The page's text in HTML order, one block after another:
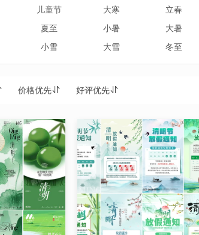
儿童节 大寒 立春
夏至 小暑 大暑
小雪 大雪 冬至
价格优先 好评优先